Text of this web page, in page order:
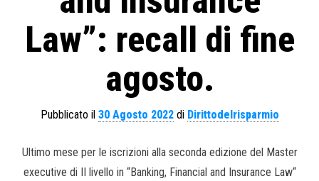
Law”: recall di fine
agosto.
Pubblicato il 30 Agosto 2022di Dirittodelrisparmio
Ultimo mese per le iscrizioni alla seconda edizione del Master
executive di II livello in “Banking, Financial and Insurance Law“